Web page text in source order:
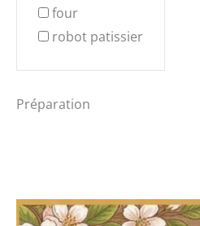
four
robot patissier
Préparation